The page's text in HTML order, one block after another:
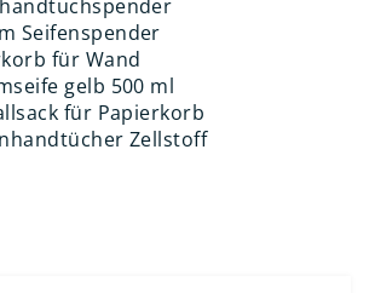
Seifenspender
für Wand
gelb 500 ml
für Papierkorb
Zellstoff